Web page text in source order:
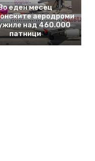
еден месец
аеродроми
над 460.000
патници